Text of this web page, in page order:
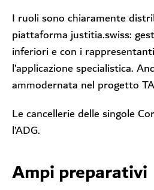
I ruoli sono chiaramente
piattaforma justitia.swiss:
inferiori e con i
l’applicazione specialistica.
ammodernata nel progetto
Le cancellerie delle singole
l’ADG.
Ampi preparativi